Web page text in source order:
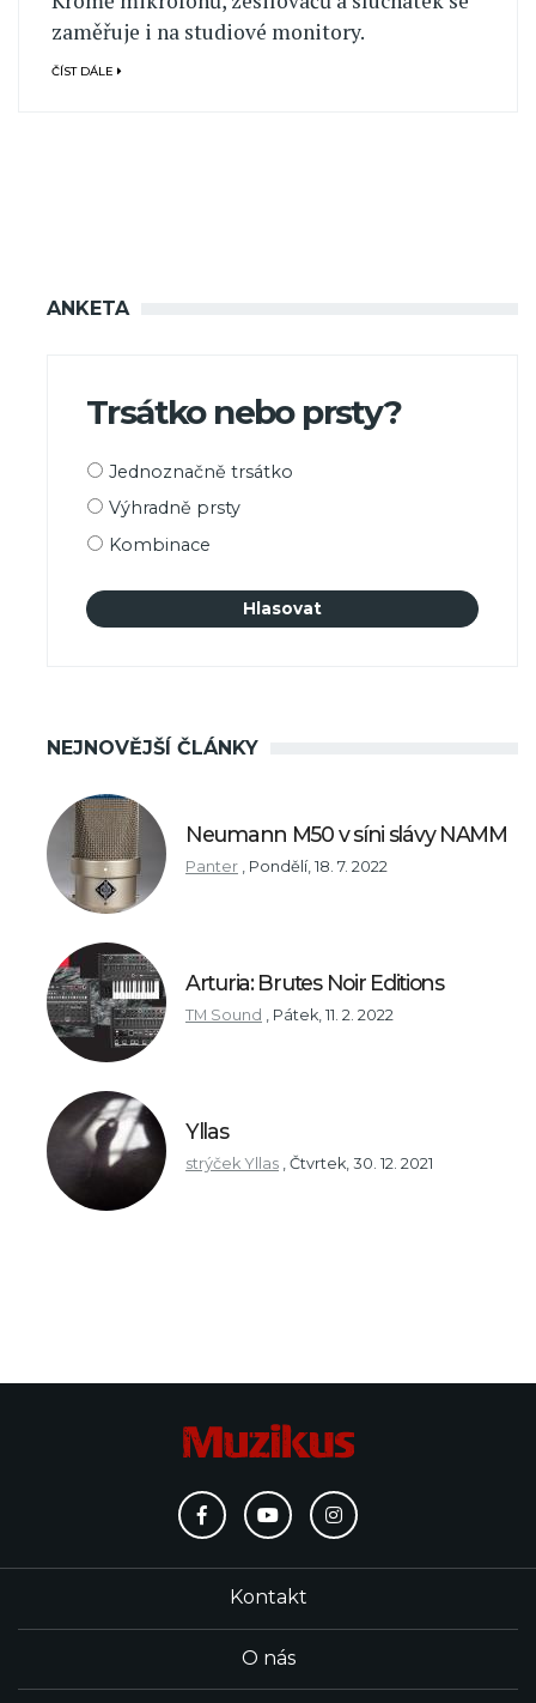
zaměřuje i na studiové monitory.
ČÍST DÁLE
ANKETA
Trsátko nebo prsty?
Možnosti
Jednoznačně trsátko
Výhradně prsty
Kombinace
NEJNOVĚJŠÍ ČLÁNKY
Neumann M50 v síni slávy NAMM
Panter , Pondělí, 18. 7. 2022
Arturia: Brutes Noir Editions
TM Sound , Pátek, 11. 2. 2022
Yllas
strýček Yllas , Čtvrtek, 30. 12. 2021
Kontakt
O nás